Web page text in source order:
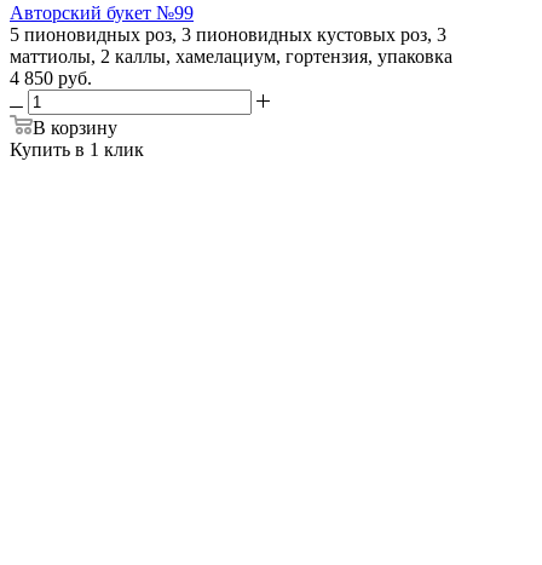
Авторский букет №99
5 пионовидных роз, 3 пионовидных кустовых роз, 3
маттиолы, 2 каллы, хамелациум, гортензия, упаковка
4 850 руб.
В корзину
Купить в 1 клик